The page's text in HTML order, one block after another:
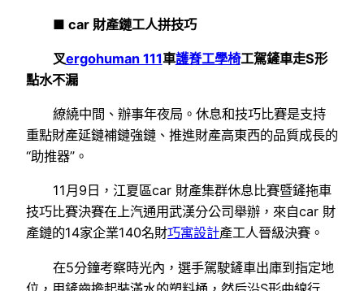
■ car 財產鏈工人拼技巧
叉ergohuman 111車護脊工學椅工駕鏟車走S形
點水不漏
繚繞中間、辦事年夜局。休息和技巧比賽是支持
重點財產延鏈補鏈強鏈、推進財產高東西的品質成長的
“助推器”。
11月9日，江夏區car 財產集群休息比賽暨鏟拖車
技巧比賽決賽在上汽通用武漢分公司舉辦，來自car 財
產鏈的14家企業140名財巧寓設計產工人晉級決賽。
在5分鐘考察時光內，選手駕駛鏟車出庫到指定地